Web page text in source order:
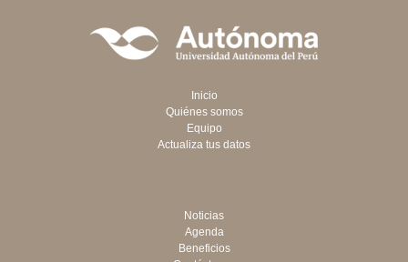
Inicio
Quiénes somos
Equipo
Actualiza tus datos
Noticias
Agenda
Beneficios